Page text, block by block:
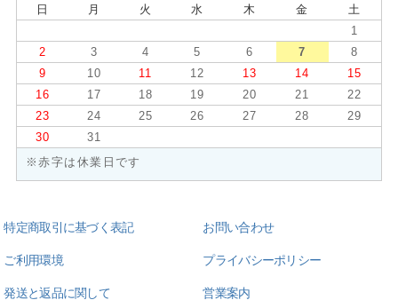
日 月 火 水 木 金
土
1
2
3 4 5 6 7
8
9
10 11 12 13 14
15
16
17 18 19 20 21
22
23
24 25 26 27 28
29
30
31
※赤字は休業日です
特定商取引に基づく表記 お問い合わせ
ご利用環境 プライバシーポリシー
発送と返品に関して 営業案内